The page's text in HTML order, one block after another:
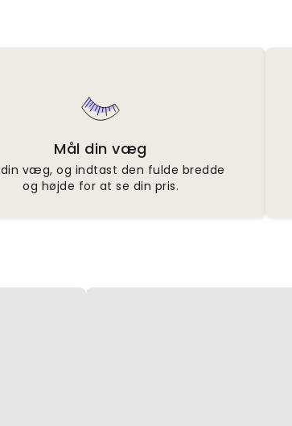
Mål din væg
væg, og indtast den fulde bredde
og højde for at se din pris.